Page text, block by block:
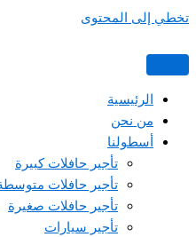
تخطي إلى المحتوى
الرئيسية
من نحن
أسطولنا
تأجير حافلات كبيرة
تأجير حافلات
تأجير حافلات صغيرة
تأجير سيارات